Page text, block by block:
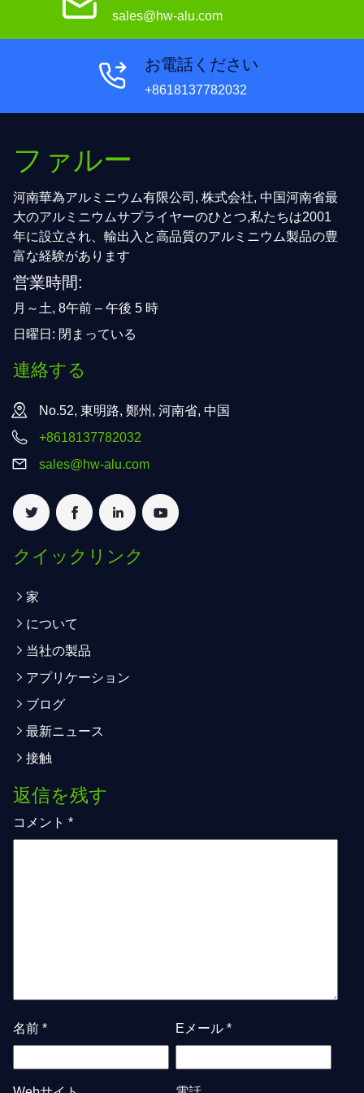
sales@hw-alu.com
お電話ください
+8618137782032
ファルー
河南華為アルミニウム有限公司, 株式会社, 中国河南省最
大のアルミニウムサプライヤーのひとつ,私たちは2001
年に設立され、輸出入と高品質のアルミニウム製品の豊
富な経験があります
営業時間:
月～土, 8午前 – 午後 5 時
日曜日: 閉まっている
連絡する
No.52, 東明路, 鄭州, 河南省, 中国
+8618137782032
sales@hw-alu.com
クイックリンク
家
について
当社の製品
アプリケーション
ブログ
最新ニュース
接触
返信を残す
コメント *
名前 * Eメール *